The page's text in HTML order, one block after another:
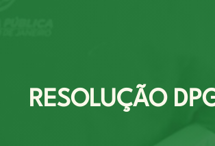
RESOLUÇÃO